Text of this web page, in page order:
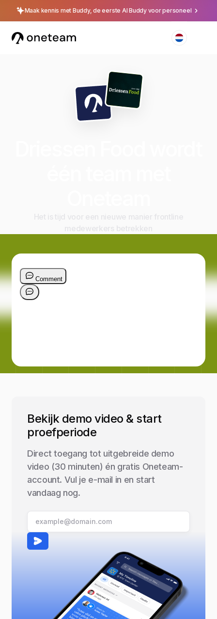
Maak kennis met Buddy, de eerste AI Buddy voor personeel
Bekijk demo video & start
proefperiode
Direct toegang tot uitgebreide demo
video (30 minuten) én gratis Oneteam-
account. Vul je e-mail in en start
vandaag nog.